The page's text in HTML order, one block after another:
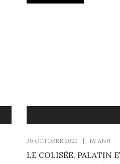
30 OCTOBRE 2020 BY ANH
LE COLISÉE, PALATIN